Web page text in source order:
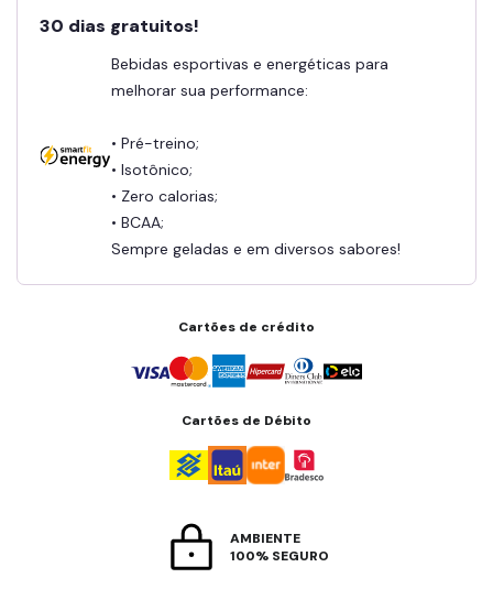
30 dias gratuitos!
Bebidas esportivas e energéticas para
melhorar sua performance:
• Pré-treino;
• Isotônico;
• Zero calorias;
• BCAA;
Sempre geladas e em diversos sabores!
Cartões de crédito
Cartões de Débito
AMBIENTE
100% SEGURO